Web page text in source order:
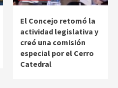
El Concejo retomó la
actividad legislativa y
creó una comisión
especial por el Cerro
Catedral